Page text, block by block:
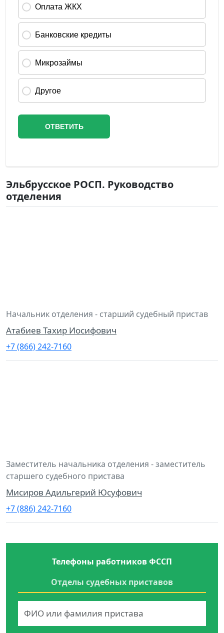
Эльбрусское РОСП. Руководство
отделения
Начальник отделения - старший судебный пристав
Атабиев Тахир Иосифович
+7 (866) 242-7160
Заместитель начальника отделения - заместитель
старшего судебного пристава
Мисиров Адильгерий Юсуфович
+7 (886) 242-7160
Телефоны работников ФССП
Отделы судебных приставов